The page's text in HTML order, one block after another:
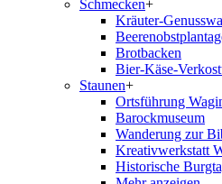
Schmecken+
Kräuter-
Brotbacken
Bier-Käse-
Staunen+
Ortsführung
Barockmuseum
Wanderung zur
Kreativwerkstatt
Historische